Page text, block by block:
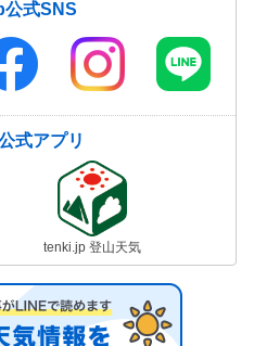
式SNS
式アプリ
tenki.jp 登山天気